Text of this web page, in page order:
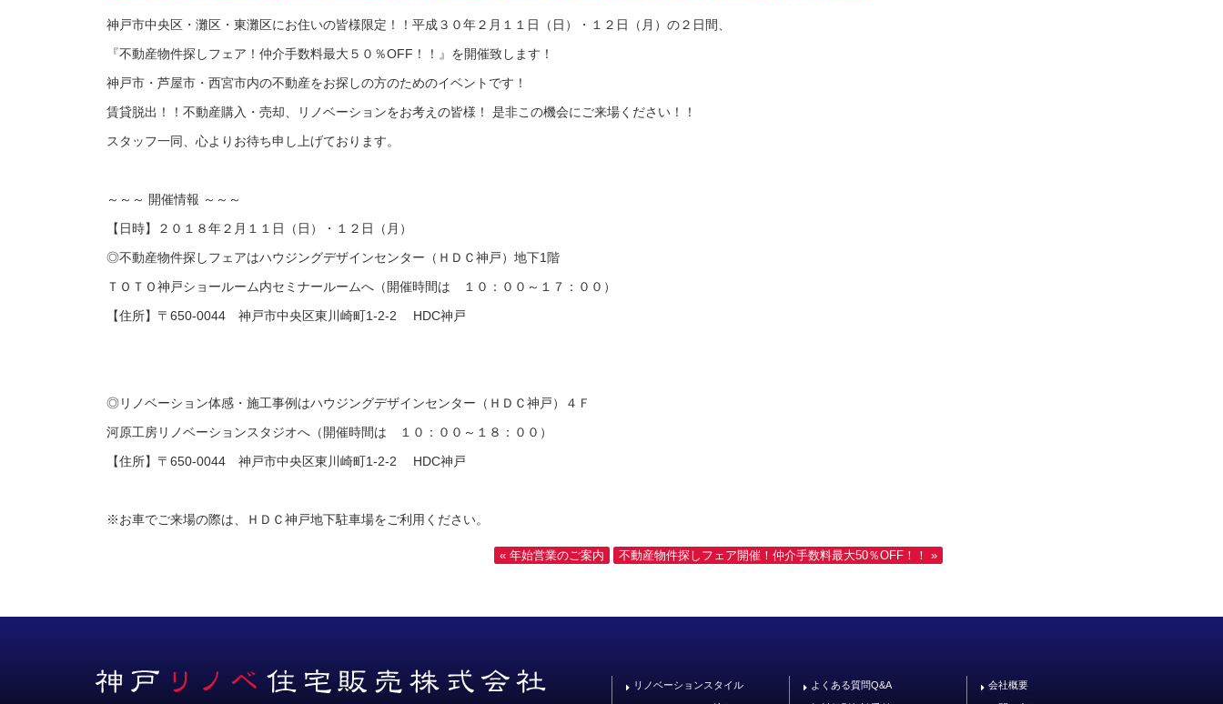
神戸市中央区・灘区・東灘区にお住いの皆様限定！！平成３０年２月１１日（日）・１２日（月）の２日間、
『不動産物件探しフェア！仲介手数料最大５０％OFF！！』を開催致します！
神戸市・芦屋市・西宮市内の不動産をお探しの方のためのイベントです！
賃貸脱出！！不動産購入・売却、リノベーションをお考えの皆様！ 是非この機会にご来場ください！！
スタッフ一同、心よりお待ち申し上げております。
～～～ 開催情報 ～～～
【日時】２０１８年２月１１日（日）・１２日（月）
◎不動産物件探しフェアはハウジングデザインセンター（ＨＤＣ神戸）地下1階
ＴＯＴＯ神戸ショールーム内セミナールームへ（開催時間は １０：００～１７：００）
【住所】〒650-0044 神戸市中央区東川崎町1-2-2 HDC神戸
◎リノベーション体感・施工事例はハウジングデザインセンター（ＨＤＣ神戸）４Ｆ
河原工房リノベーションスタジオへ（開催時間は １０：００～１８：００）
【住所】〒650-0044 神戸市中央区東川崎町1-2-2 HDC神戸
※お車でご来場の際は、ＨＤＣ神戸地下駐車場をご利用ください。
« 年始営業のご案内 不動産物件探しフェア開催！仲介手数料最大50％OFF！！ »
リノベーションスタイル よくある質問Q&A 会社概要